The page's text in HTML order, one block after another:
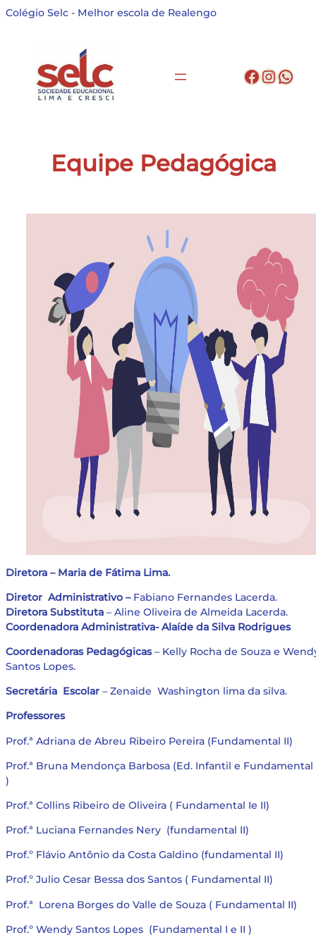
Colégio Selc - Melhor escola de RealengoPular
Equipe Pedagógica
Diretora – Maria de Fátima Lima.
Diretor Administrativo – Fabiano Fernandes Lacerda.
Diretora Substituta – Aline Oliveira de Almeida Lacerda.
Coordenadora Administrativa- Alaíde da Silva Rodrigues
Coordenadoras Pedagógicas– Kelly Rocha de Souza e
Santos Lopes.
Secretária Escolar – Zenaide Washington lima da silva.
Professores
Prof.ª Adriana de Abreu Ribeiro Pereira (Fundamental II)
Prof.ª Bruna Mendonça Barbosa (Ed. Infantil e Fundamental
)
Prof.ª Collins Ribeiro de Oliveira ( Fundamental Ie II)
Prof.ª Luciana Fernandes Nery (fundamental II)
Prof.º Flávio Antônio da Costa Galdino (fundamental II)
Prof.º Julio Cesar Bessa dos Santos ( Fundamental II)
Prof.ª Lorena Borges do Valle de Souza ( Fundamental II)
Prof.º Wendy Santos Lopes (Fundamental I e II )